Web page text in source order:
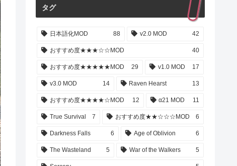
タグ
日本語化MOD 88 v2.0 MOD 42
おすすめ度★★★☆☆MOD 40
おすすめ度★★★★★MOD 29 v1.0 MOD 17
v3.0 MOD 14 Raven Hearst 13
おすすめ度★★★★☆MOD 12 α21 MOD 11
True Survival 7 おすすめ度★★☆☆☆MOD 6
Darkness Falls 6 Age of Oblivion 6
The Wasteland 5 War of the Walkers 5